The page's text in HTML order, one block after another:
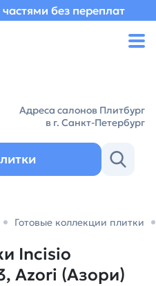
без переплат
Адреса салонов Плитбург
в г. Санкт-Петербург
Готовые коллекции плитки
Incisio
Azori (Азори)